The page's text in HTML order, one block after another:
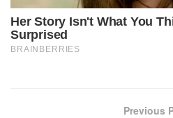
Previous